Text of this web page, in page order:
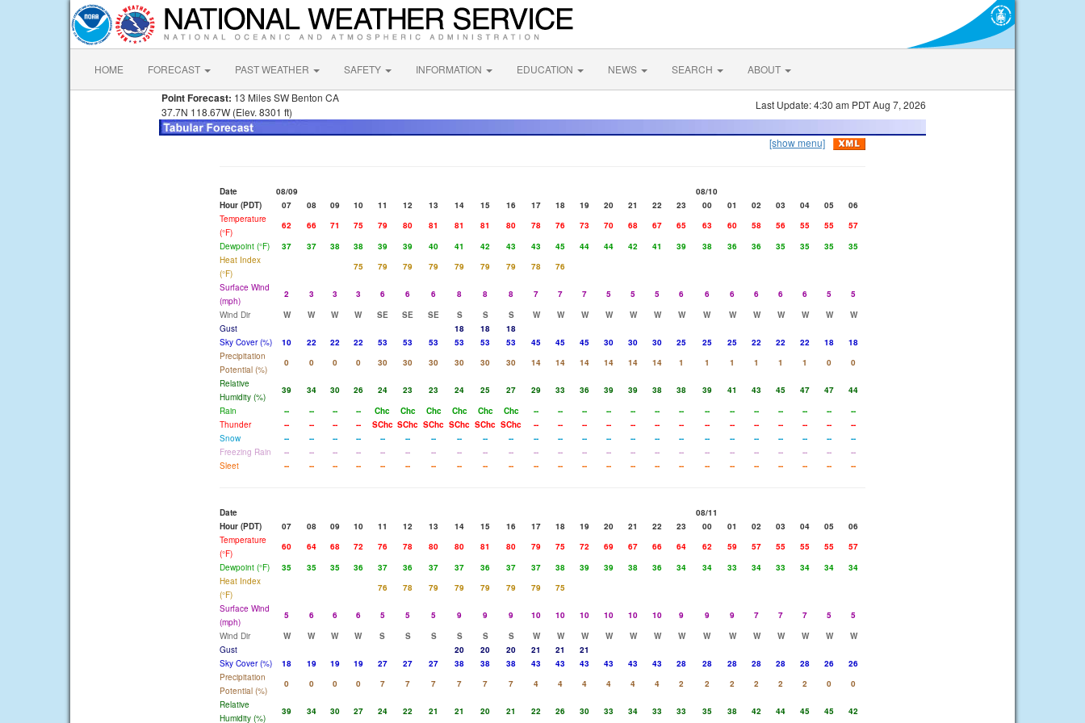
HOME FORECAST PAST WEATHER SAFETY INFORMATION EDUCATION NEWS SEARCH ABOUT
Point Forecast: 13 Miles SW Benton CA
37.7N 118.67W (Elev. 8301 ft)
Last Update: 4:30 am PDT Aug 7, 2026
[show menu]
Date 08/09
08/10
Hour (PDT)
07 08 09 10 11 12 13 14 15 16 17 18 19 20 21 22 23 00 01 02 03 04 05
06
Temperature
(°F)
62 66 71 75 79 80 81 81 81 80 78 76 73 70 68 67 65 63 60 58 56 55 55
57
Dewpoint (°F)
37 37 38 38 39 39 40 41 42 43 43 45 44 44 42 41 39 38 36 36 35 35 35
35
Heat Index
(°F)
75 79 79 79 79 79 79 78
76
Surface Wind
(mph)
2 3 3 3 6 6 6 8 8 8 7 7 7 5 5 5 6 6 6 6 6 6 5
5
Wind Dir
W W W W SE SE SE S S S W W W W W W W W W W W W W
W
Gust
18 18
18
Sky Cover (%)
10 22 22 22 53 53 53 53 53 53 45 45 45 30 30 30 25 25 25 22 22 22 18
18
Precipitation
Potential (%)
0 0 0 0 30 30 30 30 30 30 14 14 14 14 14 14 1 1 1 1 1 1 0
0
Relative
Humidity (%)
39 34 30 26 24 23 23 24 25 27 29 33 36 39 39 38 38 39 41 43 45 47 47
44
Rain
-- -- -- -- Chc Chc Chc Chc Chc Chc -- -- -- -- -- -- -- -- -- -- -- -- --
--
Thunder
-- -- -- -- SChc SChc SChc SChc SChc SChc -- -- -- -- -- -- -- -- -- -- -- -- --
--
Snow
-- -- -- -- -- -- -- -- -- -- -- -- -- -- -- -- -- -- -- -- -- -- --
--
Freezing Rain
-- -- -- -- -- -- -- -- -- -- -- -- -- -- -- -- -- -- -- -- -- -- --
--
Sleet
-- -- -- -- -- -- -- -- -- -- -- -- -- -- -- -- -- -- -- -- -- -- -- --
Date
08/11
Hour (PDT)
07 08 09 10 11 12 13 14 15 16 17 18 19 20 21 22 23 00 01 02 03 04 05
06
Temperature
(°F)
60 64 68 72 76 78 80 80 81 80 79 75 72 69 67 66 64 62 59 57 55 55 55
57
Dewpoint (°F)
35 35 35 36 37 36 37 37 36 37 37 38 39 39 38 36 34 34 33 34 33 34 34
34
Heat Index
(°F)
76 78 79 79 79 79 79
75
Surface Wind
(mph)
5 6 6 6 5 5 5 9 9 9 10 10 10 10 10 10 9 9 9 7 7 7 5
5
Wind Dir
W W W W S S S S S S W W W W W W W W W W W W W
W
Gust
20 20 20 21 21
21
Sky Cover (%)
18 19 19 19 27 27 27 38 38 38 43 43 43 43 43 43 28 28 28 28 28 28 26
26
Precipitation
Potential (%)
0 0 0 0 7 7 7 7 7 7 4 4 4 4 4 4 2 2 2 2 2 2 0
0
Relative
Humidity (%)
39 34 30 27 24 22 21 21 20 21 22 26 30 33 34 33 33 35 38 42 44 45 45 42